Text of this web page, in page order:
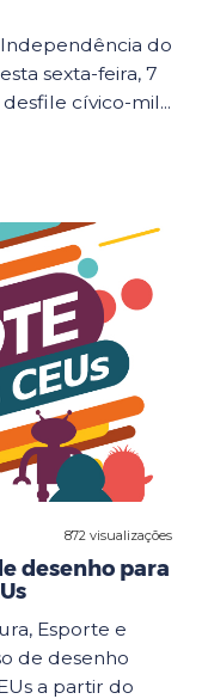
do
sexta-feira, 7
cívico-mil...
872 visualizações
desenho para
Esporte e
de desenho
a partir do